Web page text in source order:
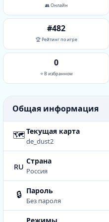
👥 Онлайн
#482
🏆 Рейтинг по игре
0
⭐ В избранном
Общая информация
🗺Текущая карта
de_dust2
ru Страна
Россия
🔒 Пароль
Без пароля